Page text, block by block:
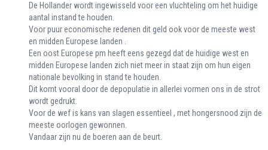
De Hollander wordt ingewisseld voor een vluchteling om het huidige
aantal instand te houden.
Voor puur economische redenen dit geld ook voor de meeste west
en midden Europese landen .
Een oost Europese pm heeft eens gezegd dat de huidige west en
midden Europese landen zich niet meer in staat zijn om hun eigen
nationale bevolking in stand te houden.
Dit komt vooral door de depopulatie in allerlei vormen ons in de strot
wordt gedrukt.
Voor de wef is kans van slagen essentieel , met hongersnood zijn de
meeste oorlogen gewonnen.
Vandaar zijn nu de boeren aan de beurt.